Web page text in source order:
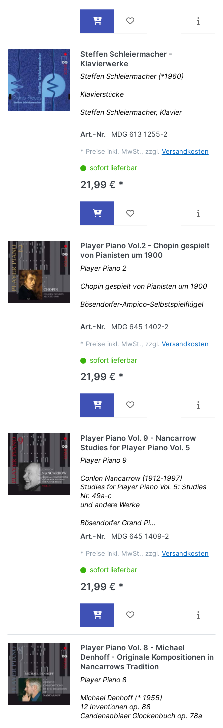
Steffen Schleiermacher -
Klavierwerke
Steffen Schleiermacher (*1960)
Klavierstücke
Steffen Schleiermacher, Klavier
Art.-Nr. MDG 613 1255-2
* Preise inkl. MwSt., zzgl. Versandkosten
sofort lieferbar
21,99 € *
Player Piano Vol.2 - Chopin gespielt
von Pianisten um 1900
Player Piano 2
Chopin gespielt von Pianisten um 1900
Bösendorfer-Ampico-Selbstspielflügel
Art.-Nr. MDG 645 1402-2
* Preise inkl. MwSt., zzgl. Versandkosten
sofort lieferbar
21,99 € *
Player Piano Vol. 9 - Nancarrow
Studies for Player Piano Vol. 5
Player Piano 9
Conlon Nancarrow (1912-1997)
Studies for Player Piano Vol. 5: Studies
Nr. 49a-c
und andere Werke
Bösendorfer Grand Pi...
Art.-Nr.
MDG 645 1409-2
* Preise inkl. MwSt., zzgl. Versandkosten
sofort lieferbar
21,99 € *
Player Piano Vol. 8 - Michael
Denhoff - Originale Kompositionen in
Nancarrows Tradition
Player Piano 8
Michael Denhoff (* 1955)
12 Inventionen op. 88
Candenabbiaer Glockenbuch op. 78a